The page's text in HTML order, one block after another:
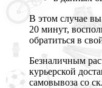
В этом случае
20 минут,
обратиться в
Безналичным
курьерской
самовывоза со